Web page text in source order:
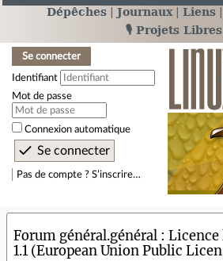
Dépêches Journaux Liens
🎙️ Projets Libres
Se connecter
Identifiant
Mot de passe
Connexion automatique
Pas de compte ? S’inscrire…
Forum général.général
Licence
1.1 (European Union Public